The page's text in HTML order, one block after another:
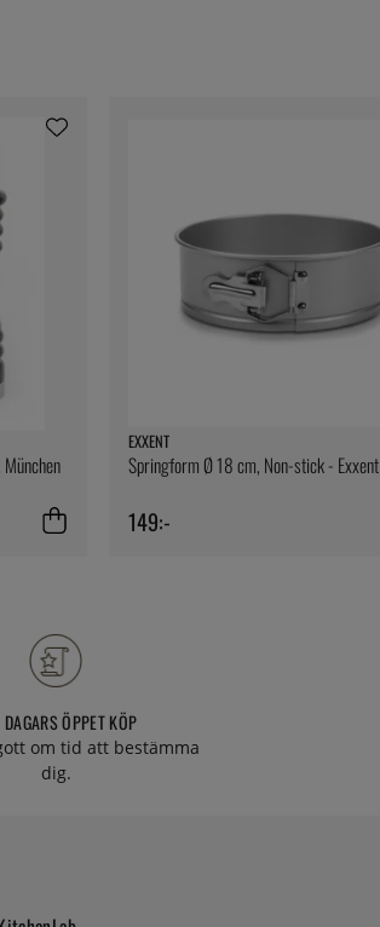
EXXENT
Springform Ø 18 cm, Non-stick - Exxent
149:-
ÖPPET KÖP
om tid att bestämma
dig.